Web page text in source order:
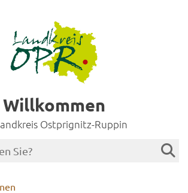
Willkommen
Ostprignitz-Ruppin